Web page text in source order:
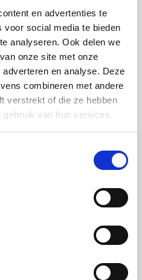
en advertenties te
voor social media te bieden
analyseren. Ook delen we
onze site met onze
en analyse. Deze
combineren met andere
verstrekt of die ze hebben
van hun services.
korte programma’s
zijn bedoeld voor kleine
wasgoed. Een kort
lading leiden tot
en het achterblijven van
om niet te vaak te wassen